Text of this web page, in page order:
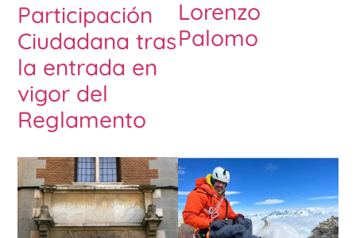
Participación
Ciudadana tras
la entrada en
vigor del
Reglamento
Lorenzo
Palomo